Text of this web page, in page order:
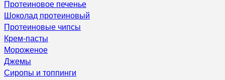
Протеиновое печенье
Шоколад протеиновый
Протеиновые чипсы
Крем-пасты
Мороженое
Джемы
Сиропы и топпинги